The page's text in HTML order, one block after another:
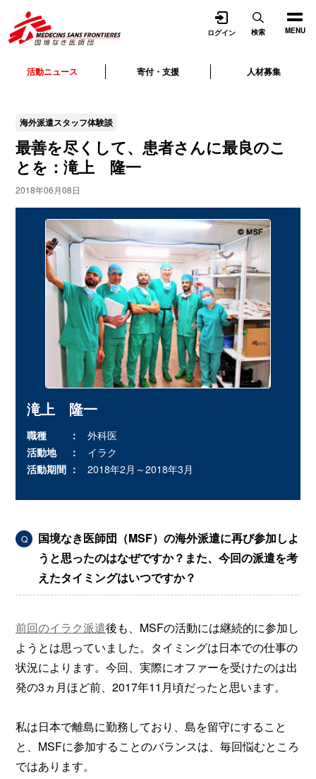
MENU
活動ニュース 寄付・支援 人材募集
ログイン 検索
海外派遣スタッフ体験談
最善を尽くして、患者さんに最良のこ
とを：滝上 隆一
2018年06月08日
滝上 隆一
職種
外科医
活動地
イラク
活動期間
2018年2月～2018年3月
Q
国境なき医師団（MSF）の海外派遣に再び参加しよ
うと思ったのはなぜですか？また、今回の派遣を考
えたタイミングはいつですか？
前回のイラク派遣後も、MSFの活動には継続的に参加し
ようとは思っていました。タイミングは日本での仕事の
状況によります。今回、実際にオファーを受けたのは出
発の3ヵ月ほど前、2017年11月頃だったと思います。
私は日本で離島に勤務しており、島を留守にすること
と、MSFに参加することのバランスは、毎回悩むところ
ではあります。